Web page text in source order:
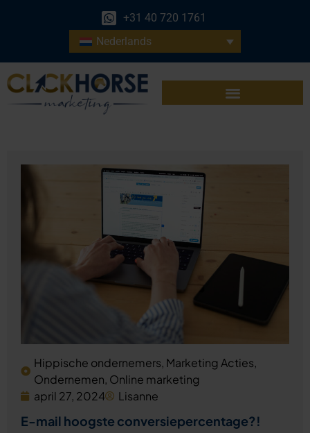
+31 40 720 1761
Nederlands
Hippische ondernemers, Marketing Acties,
Ondernemen, Online marketing
april 27, 2024
Lisanne
E-mail hoogste conversiepercentage?!